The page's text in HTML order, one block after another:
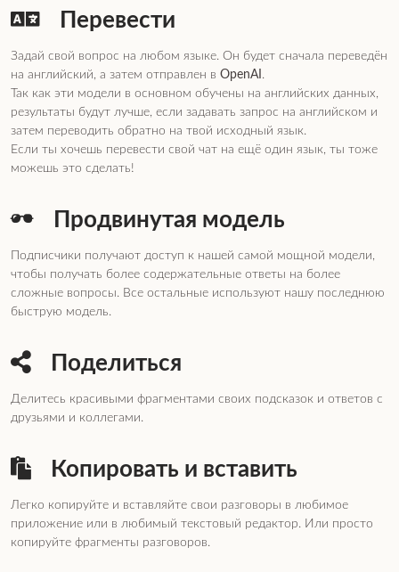
Перевести
Задай свой вопрос на любом языке. Он будет сначала переведён
на английский, а затем отправлен в OpenAI .
Так как эти модели в основном обучены на английских данных,
результаты будут лучше, если задавать запрос на английском и
затем переводить обратно на твой исходный язык.
Если ты хочешь перевести свой чат на ещё один язык, ты тоже
можешь это сделать!
Продвинутая модель
Подписчики получают доступ к нашей самой мощной модели,
чтобы получать более содержательные ответы на более
сложные вопросы. Все остальные используют нашу последнюю
быструю модель.
Поделиться
Делитесь красивыми фрагментами своих подсказок и ответов с
друзьями и коллегами.
Копировать и вставить
Легко копируйте и вставляйте свои разговоры в любимое
приложение или в любимый текстовый редактор. Или просто
копируйте фрагменты разговоров.